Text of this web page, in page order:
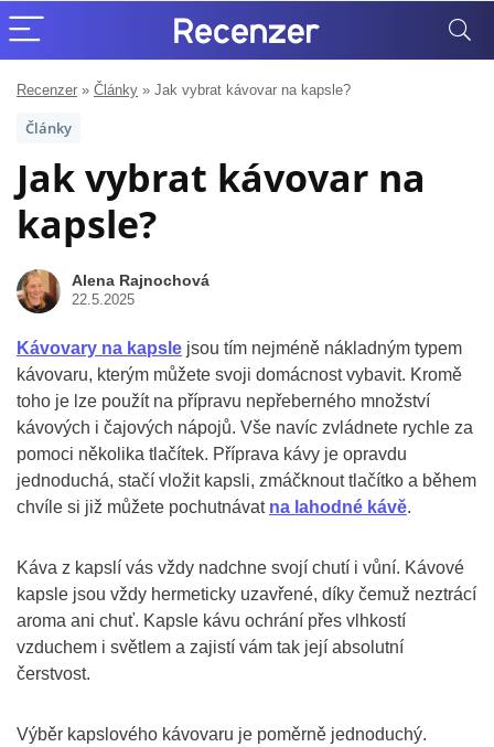
Recenzer » Články » Jak vybrat kávovar na kapsle?
Články
Jak vybrat kávovar na
kapsle?
Alena Rajnochová
22.5.2025
Kávovary na kapsle jsou tím nejméně nákladným typem
kávovaru, kterým můžete svoji domácnost vybavit. Kromě
toho je lze použít na přípravu nepřeberného množství
kávových i čajových nápojů. Vše navíc zvládnete rychle za
pomoci několika tlačítek. Příprava kávy je opravdu
jednoduchá, stačí vložit kapsli, zmáčknout tlačítko a během
chvíle si již můžete pochutnávat na lahodné kávě.
Káva z kapslí vás vždy nadchne svojí chutí i vůní. Kávové
kapsle jsou vždy hermeticky uzavřené, díky čemuž neztrácí
aroma ani chuť. Kapsle kávu ochrání přes vlhkostí
vzduchem i světlem a zajistí vám tak její absolutní
čerstvost.
Výběr kapslového kávovaru je poměrně jednoduchý.